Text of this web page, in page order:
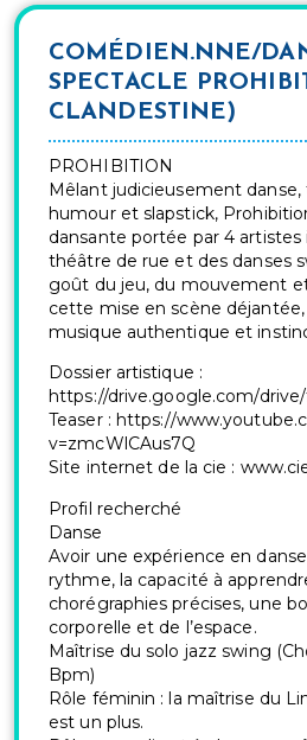
COMÉDIEN.NNE/
SPECTACLE
CLANDESTINE)
PROHIBITION
Mêlant judicieusement
humour et slapstick,
dansante portée par 4 artistes
théâtre de rue et des danses
goût du jeu, du mouvement
cette mise en scène
musique authentique et
Dossier artistique :
https://drive.google.com/
Teaser : https://
v=zmcWlCAus7Q
Site internet de la cie :
Profil recherché
Danse
Avoir une expérience en
rythme, la capacité à
chorégraphies précises, une
corporelle et de l’espace.
Maîtrise du solo jazz swing
Bpm)
Rôle féminin : la maîtrise du
est un plus.